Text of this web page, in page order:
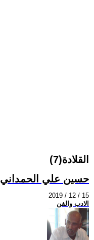
القلادة(7)
حسين علي الحمداني
2019 / 12 / 15
الادب والفن